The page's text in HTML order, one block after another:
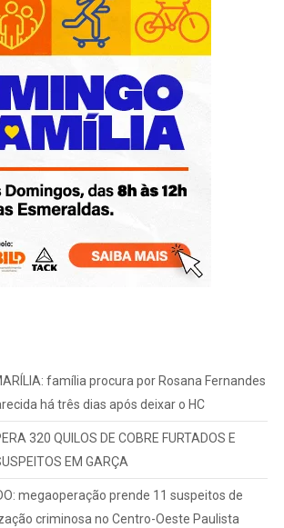
família procura por Rosana Fernandes
há três dias após deixar o HC
320 QUILOS DE COBRE FURTADOS E
EM GARÇA
megaoperação prende 11 suspeitos de
criminosa no Centro-Oeste Paulista